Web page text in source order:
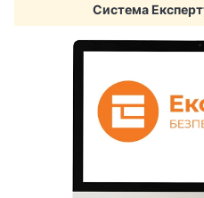
Система